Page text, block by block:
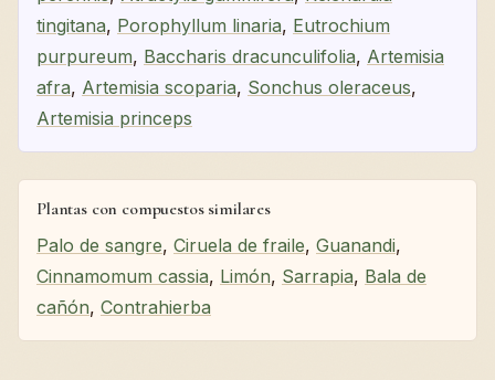
tingitana, Porophyllum linaria, Eutrochium
purpureum, Baccharis dracunculifolia, Artemisia
afra, Artemisia scoparia, Sonchus oleraceus,
Artemisia princeps
Plantas con compuestos similares
Palo de sangre, Ciruela de fraile, Guanandi,
Cinnamomum cassia, Limón, Sarrapia, Bala de
cañón, Contrahierba